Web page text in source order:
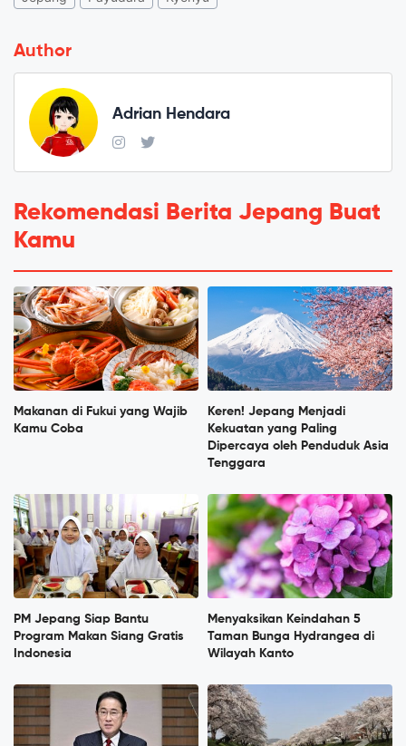
Author
Adrian Hendara
Rekomendasi Berita Jepang Buat
Kamu
Makanan di Fukui yang Wajib
Kamu Coba
Keren! Jepang Menjadi
Kekuatan yang Paling
Dipercaya oleh Penduduk Asia
Tenggara
PM Jepang Siap Bantu
Program Makan Siang Gratis
Indonesia
Menyaksikan Keindahan 5
Taman Bunga Hydrangea di
Wilayah Kanto